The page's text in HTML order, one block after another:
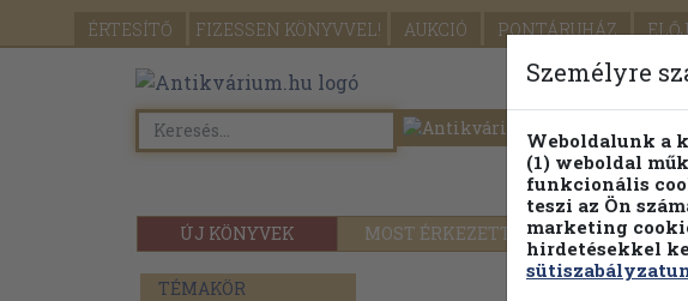
ÉRTESÍTŐ FIZESSEN KÖNYVVEL! AUKCIÓ PONTÁRUHÁZ
ÚJ KÖNYVEK MOST ÉRKEZETT
TÉMAKÖR
Személyre
Weboldalunk a
(1) weboldal
funkcionális
teszi az Ön
marketing
hirdetésekkel